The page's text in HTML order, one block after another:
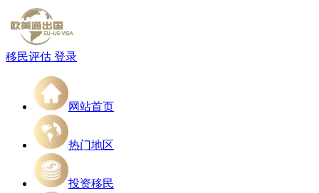
移民评估 登录
网站首页
热门地区
投资移民